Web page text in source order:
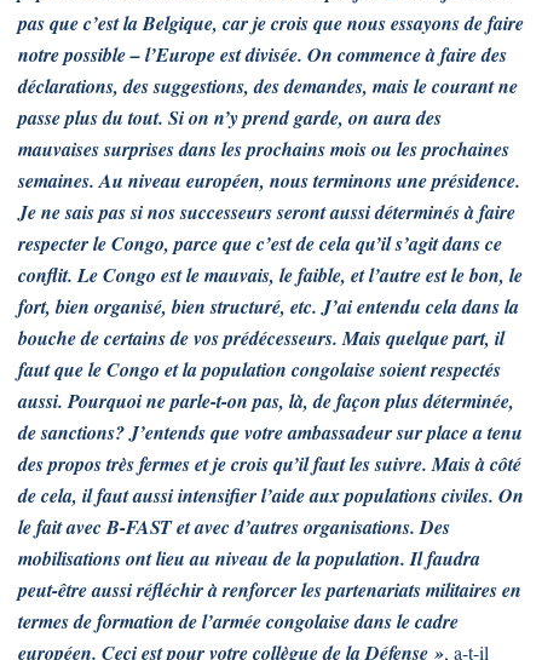
pas que c’est la Belgique, car je crois que nous essayons de faire
notre possible – l’Europe est divisée. On commence à faire des
déclarations, des suggestions, des demandes, mais le courant ne
passe plus du tout. Si on n’y prend garde, on aura des
mauvaises surprises dans les prochains mois ou les prochaines
semaines. Au niveau européen, nous terminons une présidence.
Je ne sais pas si nos successeurs seront aussi déterminés à faire
respecter le Congo, parce que c’est de cela qu’il s’agit dans ce
conflit. Le Congo est le mauvais, le faible, et l’autre est le bon, le
fort, bien organisé, bien structuré, etc. J’ai entendu cela dans la
bouche de certains de vos prédécesseurs. Mais quelque part, il
faut que le Congo et la population congolaise soient respectés
aussi. Pourquoi ne parle-t-on pas, là, de façon plus déterminée,
de sanctions? J’entends que votre ambassadeur sur place a tenu
des propos très fermes et je crois qu’il faut les suivre. Mais à côté
de cela, il faut aussi intensifier l’aide aux populations civiles. On
le fait avec B-FAST et avec d’autres organisations. Des
mobilisations ont lieu au niveau de la population. Il faudra
peut-être aussi réfléchir à renforcer les partenariats militaires en
termes de formation de l’armée congolaise dans le cadre
européen. Ceci est pour votre collègue de la Défense », a-t-il